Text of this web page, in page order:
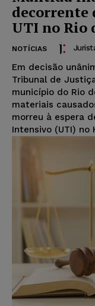
decorrente
UTI no Rio
NOTÍCIAS
Em decisão
Tribunal de
município do Rio
materiais
morreu à espera
Intensivo (UTI) no